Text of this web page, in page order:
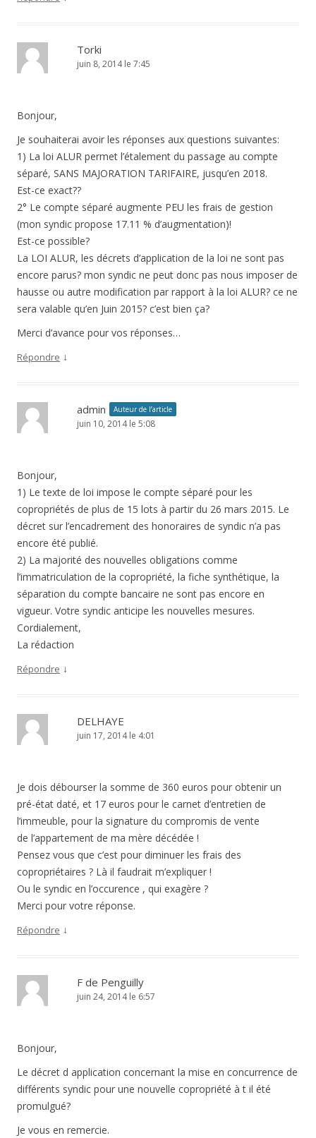
Torki
juin 8, 2014 le 7:45
Bonjour,
Je souhaiterai avoir les réponses aux questions suivantes:
1) La loi ALUR permet l’étalement du passage au compte
séparé, SANS MAJORATION TARIFAIRE, jusqu’en 2018.
Est-ce exact??
2° Le compte séparé augmente PEU les frais de gestion
(mon syndic propose 17.11 % d’augmentation)!
Est-ce possible?
La LOI ALUR, les décrets d’application de la loi ne sont pas
encore parus? mon syndic ne peut donc pas nous imposer de
hausse ou autre modification par rapport à la loi ALUR? ce ne
sera valable qu’en Juin 2015? c’est bien ça?
Merci d’avance pour vos réponses…
Répondre ↓
admin Auteur de l’article
juin 10, 2014 le 5:08
Bonjour,
1) Le texte de loi impose le compte séparé pour les
copropriétés de plus de 15 lots à partir du 26 mars 2015. Le
décret sur l’encadrement des honoraires de syndic n’a pas
encore été publié.
2) La majorité des nouvelles obligations comme
l’immatriculation de la copropriété, la fiche synthétique, la
séparation du compte bancaire ne sont pas encore en
vigueur. Votre syndic anticipe les nouvelles mesures.
Cordialement,
La rédaction
Répondre ↓
DELHAYE
juin 17, 2014 le 4:01
Je dois débourser la somme de 360 euros pour obtenir un
pré-état daté, et 17 euros pour le carnet d’entretien de
l’immeuble, pour la signature du compromis de vente
de l’appartement de ma mère décédée !
Pensez vous que c’est pour diminuer les frais des
copropriétaires ? Là il faudrait m’expliquer !
Ou le syndic en l’occurence , qui exagère ?
Merci pour votre réponse.
Répondre ↓
F de Penguilly
juin 24, 2014 le 6:57
Bonjour,
Le décret d application concernant la mise en concurrence de
différents syndic pour une nouvelle copropriété à t il été
promulgué?
Je vous en remercie.